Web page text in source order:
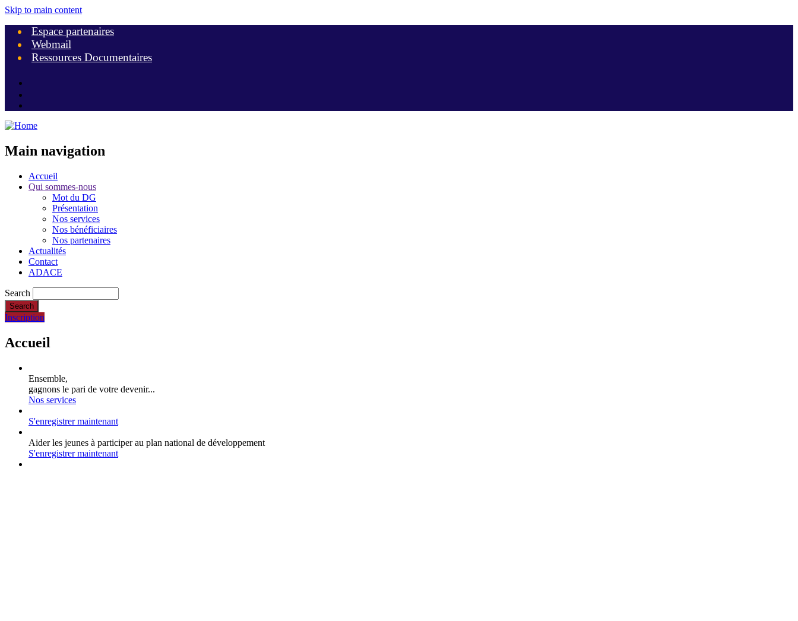
Skip to main content
Espace partenaires
Webmail
Ressources Documentaires
Main navigation
Accueil
Qui sommes-nous
Mot du DG
Présentation
Nos services
Nos bénéficiaires
Nos partenaires
Actualités
Contact
ADACE
Search
Inscription
Accueil
Ensemble,
gagnons le pari de votre devenir...
Nos services
S'enregistrer maintenant
Aider les jeunes à participer au plan national de développement
S'enregistrer maintenant